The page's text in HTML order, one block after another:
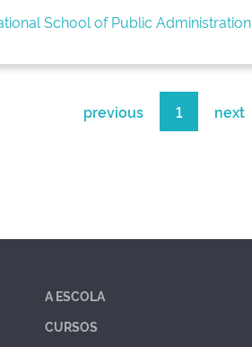
School of Public Administration
previous 1 next
A ESCOLA
CURSOS